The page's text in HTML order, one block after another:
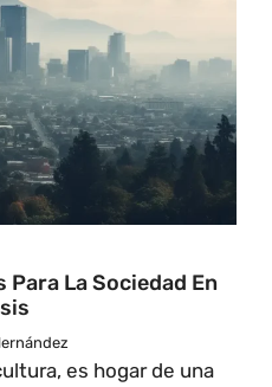
La Sociedad En
es hogar de una